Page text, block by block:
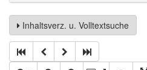
Inhaltsverz. u. Volltextsuche